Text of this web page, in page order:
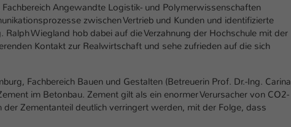
Angewandte Logistik- und Polymerwissenschaften
zwischen Vertrieb und Kunden und identifizierte
Wiegland hob dabei auf die Verzahnung der Hochschule mit der
Kontakt zur Realwirtschaft und sehe zufrieden auf die sich
Fachbereich Bauen und Gestalten (Betreuerin Prof. Dr.-Ing. Carina
im Betonbau. Zement gilt als ein enormer Verursacher von CO2-
Zementanteil deutlich verringert werden, mit der Folge, dass